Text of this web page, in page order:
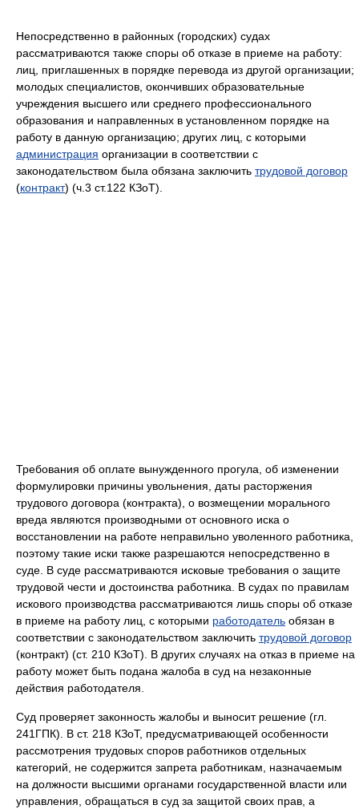
Непосредственно в районных (городских) судах
рассматриваются также споры об отказе в приеме на работу:
лиц, приглашенных в порядке перевода из другой организации;
молодых специалистов, окончивших образовательные
учреждения высшего или среднего профессионального
образования и направленных в установленном порядке на
работу в данную организацию; других лиц, с которыми
администрация организации в соответствии с
законодательством была обязана заключить трудовой договор
(контракт) (ч.3 ст.122 КЗоТ).
Требования об оплате вынужденного прогула, об изменении
формулировки причины увольнения, даты расторжения
трудового договора (контракта), о возмещении морального
вреда являются производными от основного иска о
восстановлении на работе неправильно уволенного работника,
поэтому такие иски также разрешаются непосредственно в
суде. В суде рассматриваются исковые требования о защите
трудовой чести и достоинства работника. В судах по правилам
искового производства рассматриваются лишь споры об отказе
в приеме на работу лиц, с которыми работодатель обязан в
соответствии с законодательством заключить трудовой договор
(контракт) (ст. 210 КЗоТ). В других случаях на отказ в приеме на
работу может быть подана жалоба в суд на незаконные
действия работодателя.
Суд проверяет законность жалобы и выносит решение (гл.
241ГПК). В ст. 218 КЗоТ, предусматривающей особенности
рассмотрения трудовых споров работников отдельных
категорий, не содержится запрета работникам, назначаемым
на должности высшими органами государственной власти или
управления, обращаться в суд за защитой своих прав, а